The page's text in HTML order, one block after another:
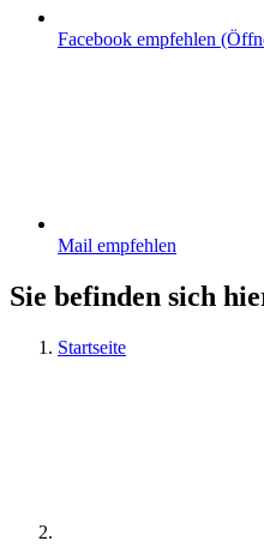
Facebook empfehlen
Mail empfehlen
Sie befinden sich
Startseite